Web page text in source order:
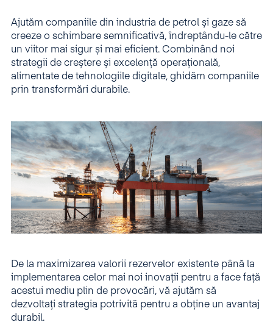
Ajutăm companiile din industria de petrol și gaze să
creeze o schimbare semnificativă, îndreptându-le către
un viitor mai sigur și mai eficient. Combinând noi
strategii de creștere și excelență operațională,
alimentate de tehnologiile digitale, ghidăm companiile
prin transformări durabile.
De la maximizarea valorii rezervelor existente până la
implementarea celor mai noi inovații pentru a face față
acestui mediu plin de provocări, vă ajutăm să
dezvoltați strategia potrivită pentru a obține un avantaj
durabil.